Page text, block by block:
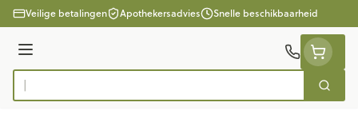
Ga naar de inhoud
Veilige betalingen Apothekersadvies Snelle beschikbaarheid
Menu
Product, merk, categorie...
Zoek